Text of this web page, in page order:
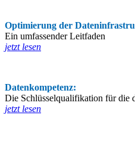
Optimierung der
Ein umfassender Leitfaden
jetzt lesen
Datenkompetenz:
Die Schlüsselqualifikation für die
jetzt lesen